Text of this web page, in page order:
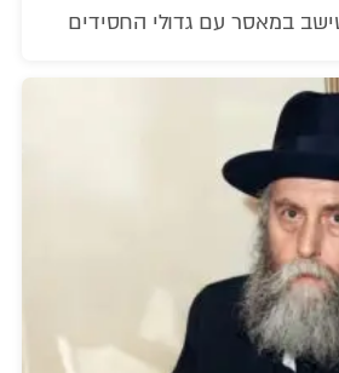
במאסר עם גדולי החסידים